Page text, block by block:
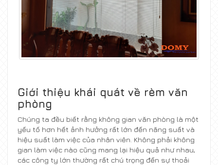
Giới thiệu khái quát về rèm văn
phòng
Chúng ta đều biết rằng không gian văn phòng là một
yếu tố hơn hết ảnh hưởng rất lớn đến năng suất và
hiệu suất làm việc của nhân viên. Không phải không
gian làm việc nào cũng mang lại hiệu quả như nhau,
các công ty lớn thường rất chú trọng đến sự thoải